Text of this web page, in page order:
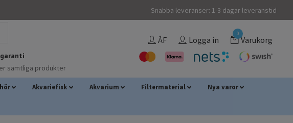
Snabba leveranser: 1-3 dagar leveranstid
samtliga produkter
ÅF Logga in
0
Varukorg
Akvariefisk Akvarium Filtermaterial Nya varor